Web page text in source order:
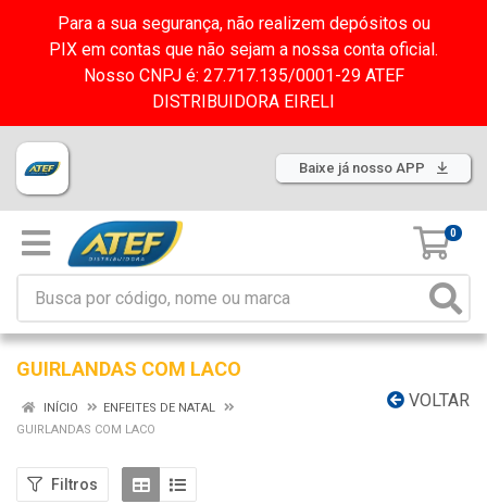
Para a sua segurança, não realizem depósitos ou
PIX em contas que não sejam a nossa conta oficial.
Nosso CNPJ é: 27.717.135/0001-29 ATEF
DISTRIBUIDORA EIRELI
Baixe já nosso APP
0
GUIRLANDAS COM LACO
VOLTAR
INÍCIO
ENFEITES DE NATAL
GUIRLANDAS COM LACO
Filtros